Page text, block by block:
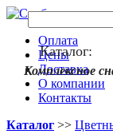
Оплата
Цены
Доставка
О компании
Контакты
Комплексное
Каталог >>
Каталог: